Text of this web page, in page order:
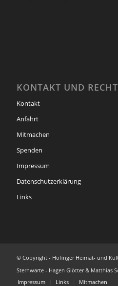
KONTAKT UND
Kontakt
Anfahrt
Mitmachen
Spenden
Impressum
Datenschutzerklärung
Links
© Copyright - Höfinger Heimat- und
Sternwarte - Hagen Glötter & Matthias
Impressum
Links Mitmachen